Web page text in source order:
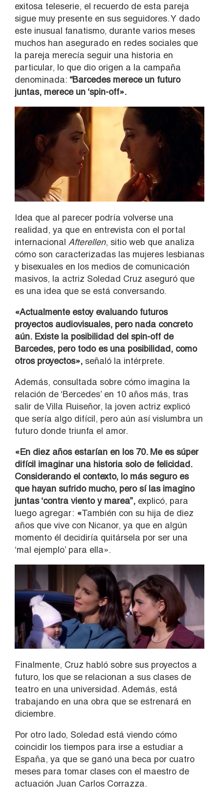
exitosa teleserie, el recuerdo de esta pareja
sigue muy presente en sus seguidores. Y dado
este inusual fanatismo, durante varios meses
muchos han asegurado en redes sociales que
la pareja merecía seguir una historia en
particular, lo que dio origen a la campaña
denominada: “Barcedes merece un futuro
juntas, merece un ‘spin-off».
Idea que al parecer podría volverse una
realidad, ya que en entrevista con el portal
internacional Afterellen, sitio web que analiza
cómo son caracterizadas las mujeres lesbianas
y bisexuales en los medios de comunicación
masivos, la actriz Soledad Cruz aseguró que
es una idea que se está conversando.
«Actualmente estoy evaluando futuros
proyectos audiovisuales, pero nada concreto
aún. Existe la posibilidad del spin-off de
Barcedes, pero todo es una posibilidad, como
otros proyectos», señaló la intérprete.
Además, consultada sobre cómo imagina la
relación de ‘Bercedes’ en 10 años más, tras
salir de Villa Ruiseñor, la joven actriz explicó
que sería algo difícil, pero aún así vislumbra un
futuro donde triunfa el amor.
«En diez años estarían en los 70. Me es súper
difícil imaginar una historia solo de felicidad.
Considerando el contexto, lo más seguro es
que hayan sufrido mucho, pero sí las imagino
juntas ‘contra viento y marea”, explicó, para
luego agregar: «También con su hija de diez
años que vive con Nicanor, ya que en algún
momento él decidiría quitársela por ser una
‘mal ejemplo’ para ella».
Finalmente, Cruz habló sobre sus proyectos a
futuro, los que se relacionan a sus clases de
teatro en una universidad. Además, está
trabajando en una obra que se estrenará en
diciembre.
Por otro lado, Soledad está viendo cómo
coincidir los tiempos para irse a estudiar a
España, ya que se ganó una beca por cuatro
meses para tomar clases con el maestro de
actuación Juan Carlos Corrazza.